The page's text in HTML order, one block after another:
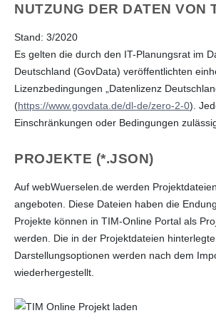
NUTZUNG DER DATEN VON
Stand: 3/2020
Es gelten die durch den IT-Planungsrat im
Deutschland (GovData) veröffentlichten
Lizenzbedingungen „Datenlizenz
(https://www.govdata.de/dl-de/zero-2-0).
Einschränkungen oder Bedingungen
PROJEKTE (*.JSON)
Auf webWuerselen.de werden
angeboten. Diese Dateien haben die Endung
Projekte können in TIM-Online Portal als
werden. Die in der Projektdateien
Darstellungsoptionen werden nach dem
wiederhergestellt.